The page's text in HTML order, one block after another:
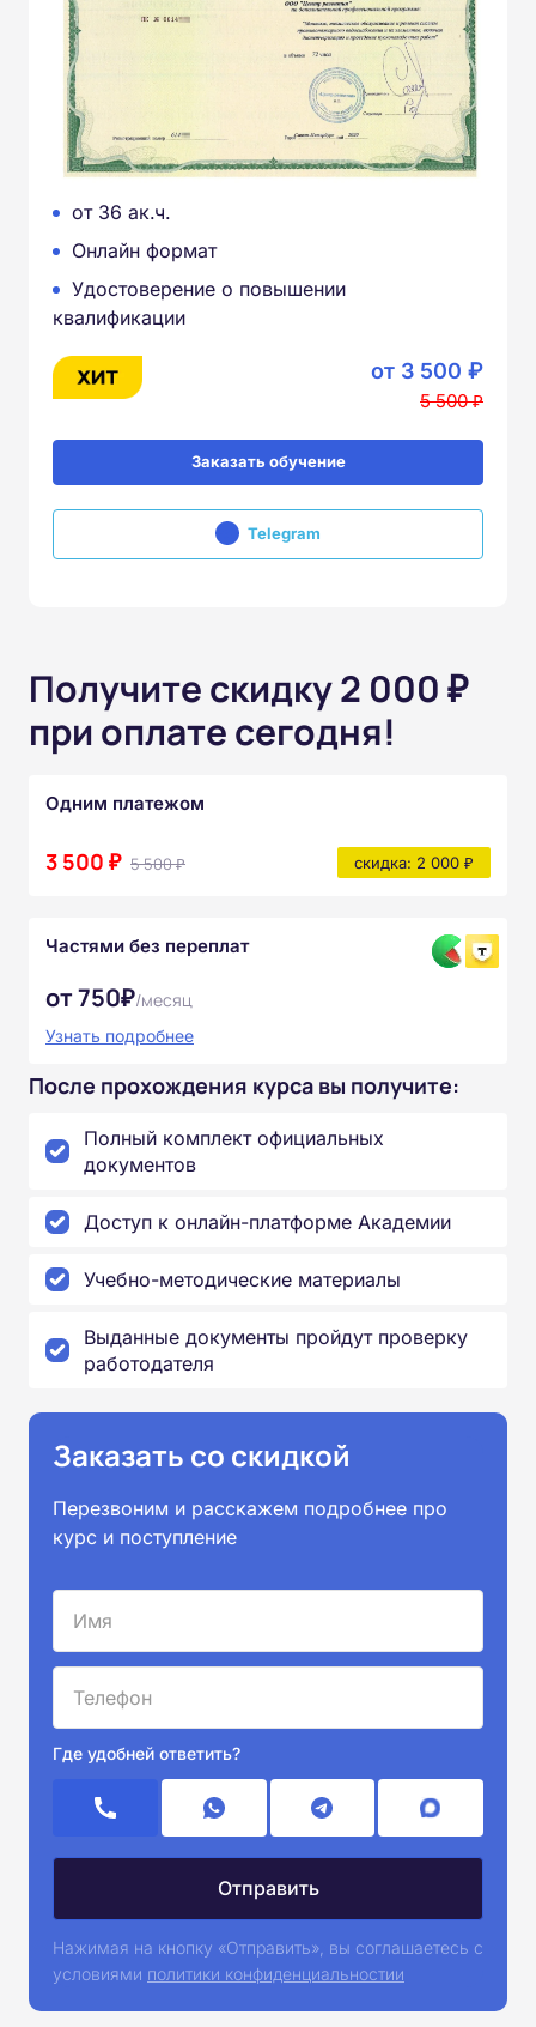
от 36 ак.ч.
Онлайн формат
Удостоверение о повышении
квалификации
от 3 500 ₽
5 500 ₽
Заказать обучение
Telegram
Получите скидку 2 000 ₽
при оплате сегодня!
Одним платежом
3 500 ₽ 5 500 ₽ скидка: 2 000 ₽
Частями без переплат
от 750₽/месяц
Узнать подробнее
После прохождения курса вы получите:
Полный комплект официальных
документов
Доступ к онлайн-платформе Академии
Учебно-методические материалы
Выданные документы пройдут проверку
работодателя
Заказать со скидкой
Перезвоним и расскажем подробнее про
курс и поступление
Где удобней ответить?
Нажимая на кнопку «Отправить», вы соглашаетесь с
условиями политики конфиденциальностии